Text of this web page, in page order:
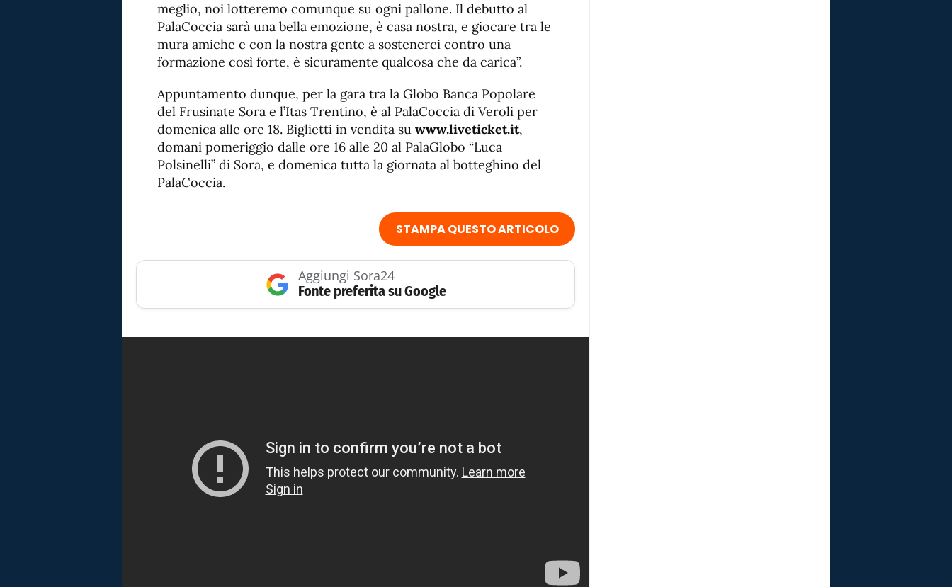
meglio, noi lotteremo comunque su ogni pallone. Il debutto al
PalaCoccia sarà una bella emozione, è casa nostra, e giocare tra le
mura amiche e con la nostra gente a sostenerci contro una
formazione così forte, è sicuramente qualcosa che da carica”.
Appuntamento dunque, per la gara tra la Globo Banca Popolare
del Frusinate Sora e l’Itas Trentino, è al PalaCoccia di Veroli per
domenica alle ore 18. Biglietti in vendita su www.liveticket.it,
domani pomeriggio dalle ore 16 alle 20 al PalaGlobo “Luca
Polsinelli” di Sora, e domenica tutta la giornata al botteghino del
PalaCoccia.
STAMPA QUESTO ARTICOLO
Aggiungi Sora24
Fonte preferita su Google